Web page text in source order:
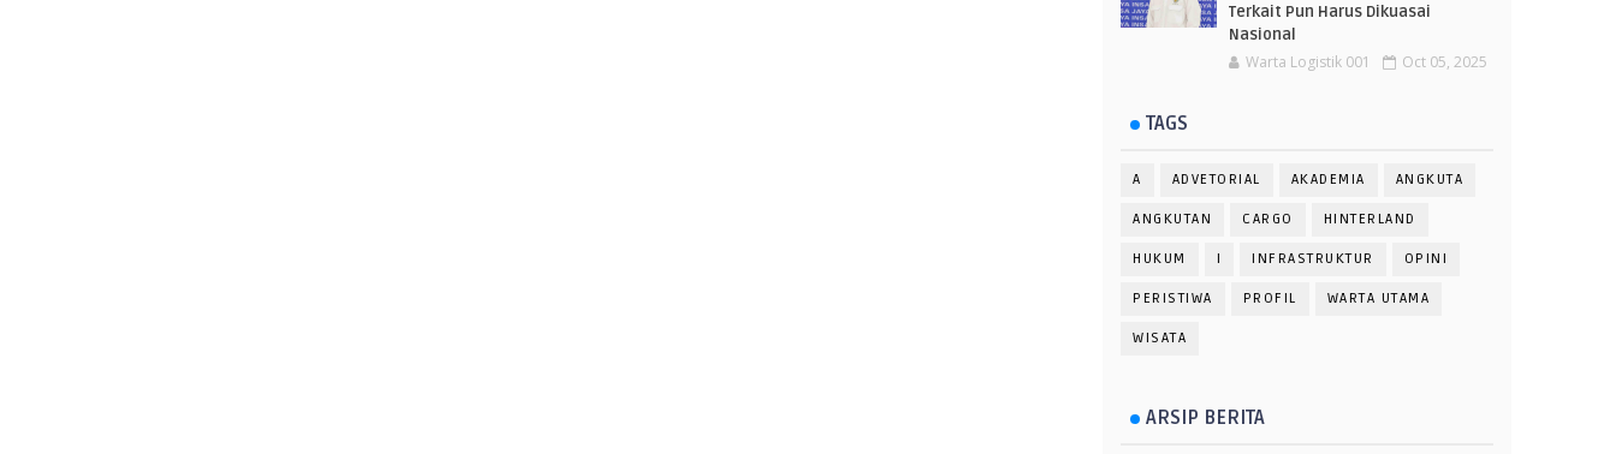
Terkait Pun Harus Dikuasai
Nasional
Warta Logistik 001 Oct 05, 2025
TAGS
A ADVETORIAL AKADEMIA ANGKUTA
ANGKUTAN CARGO HINTERLAND
HUKUM I INFRASTRUKTUR OPINI
PERISTIWA PROFIL WARTA UTAMA
WISATA
ARSIP BERITA